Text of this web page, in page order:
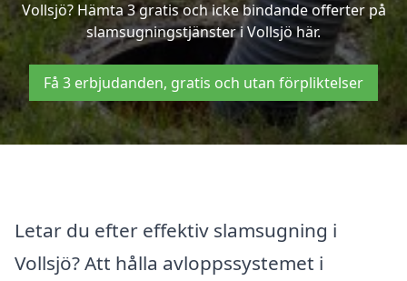
Vollsjö? Hämta 3 gratis och icke bindande offerter på
slamsugningstjänster i Vollsjö här.
Få 3 erbjudanden, gratis och utan förpliktelser
Letar du efter effektiv slamsugning i
Vollsjö? Att hålla avloppssystemet i